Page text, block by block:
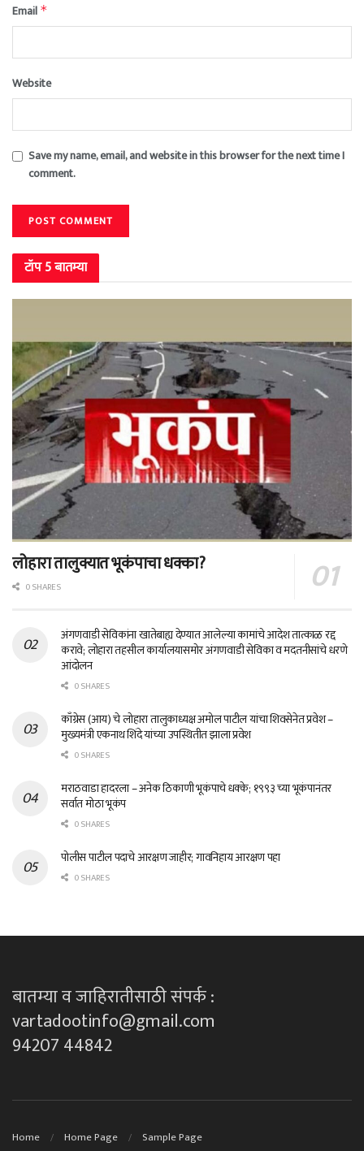
Email *
Website
Save my name, email, and website in this browser for the next time I
comment.
टॉप 5 बातम्या
लोहारा तालुक्यात भूकंपाचा धक्का?
0 SHARES
अंगणवाडी सेविकांना खातेबाह्य देण्यात आलेल्या कामांचे आदेश तात्काळ रद्द
करावे; लोहारा तहसील कार्यालयासमोर अंगणवाडी सेविका व मदतनीसांचे धरणे
आंदोलन
0 SHARES
काँग्रेस (आय) चे लोहारा तालुकाध्यक्ष अमोल पाटील यांचा शिवसेनेत प्रवेश –
मुख्यमंत्री एकनाथ शिंदे यांच्या उपस्थितीत झाला प्रवेश
0 SHARES
मराठवाडा हादरला – अनेक ठिकाणी भूकंपाचे धक्के; १९९३ च्या भूकंपानंतर
सर्वात मोठा भूकंप
0 SHARES
पोलीस पाटील पदाचे आरक्षण जाहीर; गावनिहाय आरक्षण पहा
0 SHARES
बातम्या व जाहिरातीसाठी संपर्क :
vartadootinfo@gmail.com
94207 44842
Home Home Page Sample Page